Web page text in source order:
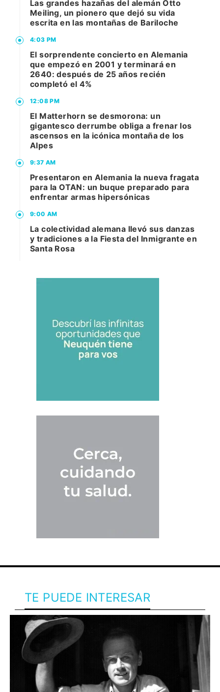
Las grandes hazañas del alemán Otto
Meiling, un pionero que dejó su vida
escrita en las montañas de Bariloche
4:03 PM
El sorprendente concierto en Alemania
que empezó en 2001 y terminará en
2640: después de 25 años recién
completó el 4%
12:08 PM
El Matterhorn se desmorona: un
gigantesco derrumbe obliga a frenar los
ascensos en la icónica montaña de los
Alpes
9:37 AM
Presentaron en Alemania la nueva fragata
para la OTAN: un buque preparado para
enfrentar armas hipersónicas
9:00 AM
La colectividad alemana llevó sus danzas
y tradiciones a la Fiesta del Inmigrante en
Santa Rosa
TE PUEDE INTERESAR